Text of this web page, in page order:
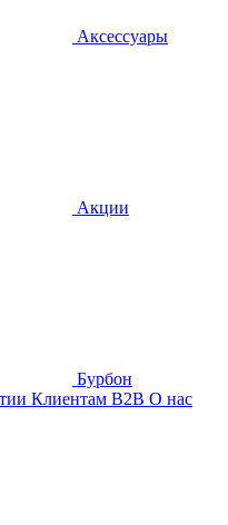
Аксессуары
Акции
Бурбон
Клиентам B2B О нас